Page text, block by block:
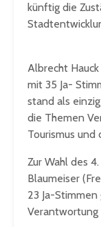
künftig die
Albrecht
mit 35 Ja-
stand als
die Themen
Tourismus und
Zur Wahl des
Blaumeiser
23 Ja-
Verantwortung